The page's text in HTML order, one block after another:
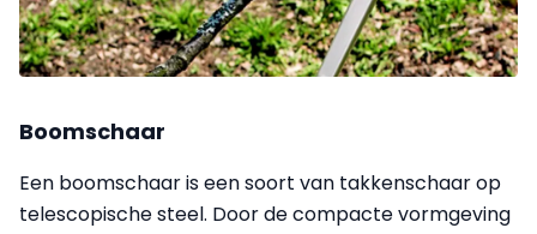
Boomschaar
Een boomschaar is een soort van takkenschaar op
telescopische steel. Door de compacte vormgeving